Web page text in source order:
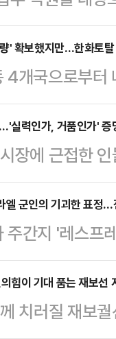
한 차례 인력
창구를 열면서
면 LG화학은
을 대상으로 희
생인 30대도
대생 실무진
' 확보했지만…한화토
4개국으로부
에너지스(이
언한 것으로 확
이 먼저 물리
13일 고객사
력(Force
불가능한 상황
실력인가, 거품인가' 증
장에 근접한
령의 의중)
구청장 시절
울시장 적임자
.오세훈 서울
는 것만 하는
당장 필요한
엘 군인의 기괴한 표정
주간지 '레스
격을 주고 있다
된 사실이 확
소는 '학대
힘이 기대 품는 재보선
치러질 재보